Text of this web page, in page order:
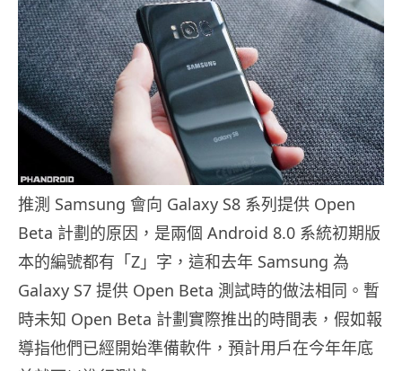
推測 Samsung 會向 Galaxy S8 系列提供 Open
Beta 計劃的原因，是兩個 Android 8.0 系統初期版
本的編號都有「Z」字，這和去年 Samsung 為
Galaxy S7 提供 Open Beta 測試時的做法相同。暫
時未知 Open Beta 計劃實際推出的時間表，假如報
導指他們已經開始準備軟件，預計用戶在今年年底